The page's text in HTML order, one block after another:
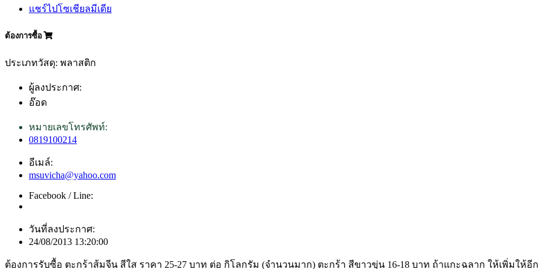
แชร์ไปโซเชียลมีเดีย
ต้องการซื้อ
ประเภทวัสดุ: พลาสติก
ผู้ลงประกาศ:
อ๊อด
หมายเลขโทรศัพท์:
0819100214
อีเมล์:
msuvicha@yahoo.com
Facebook / Line:
วันที่ลงประกาศ:
24/08/2013 13:20:00
ต้องการรับซื้อ ตะกร้าส้มจีน สีใส ราคา 25-27 บาท ต่อ กิโลกรัม (จำนวนมาก) ตะกร้า สีขาวขุ่น 16-18 บาท ถ้าแกะฉลาก ให้เพิ่มให้อี